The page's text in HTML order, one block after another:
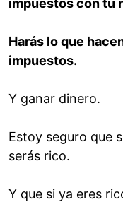
Harás lo que
impuestos.
Y ganar dinero.
Estoy seguro que
serás rico.
Y que si ya eres